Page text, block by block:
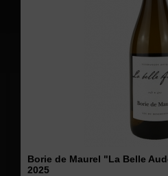
Borie de Maurel "La Belle
2025